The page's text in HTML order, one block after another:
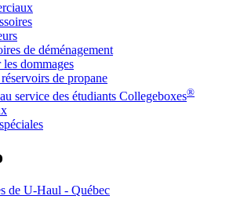
de déménagement
dommages
de propane
service des étudiants Collegeboxes®
de U-Haul - Québec